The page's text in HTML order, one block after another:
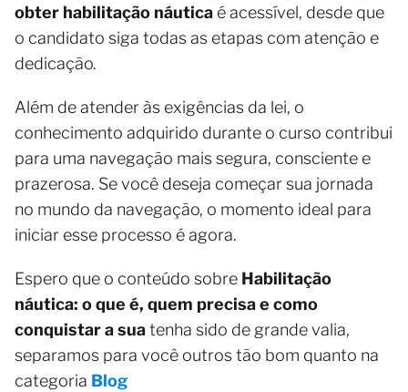
obter habilitação náutica é acessível, desde que
o candidato siga todas as etapas com atenção e
dedicação.
Além de atender às exigências da lei, o
conhecimento adquirido durante o curso contribui
para uma navegação mais segura, consciente e
prazerosa. Se você deseja começar sua jornada
no mundo da navegação, o momento ideal para
iniciar esse processo é agora.
Espero que o conteúdo sobre Habilitação
náutica: o que é, quem precisa e como
conquistar a suatenha sido de grande valia,
separamos para você outros tão bom quanto na
categoria Blog